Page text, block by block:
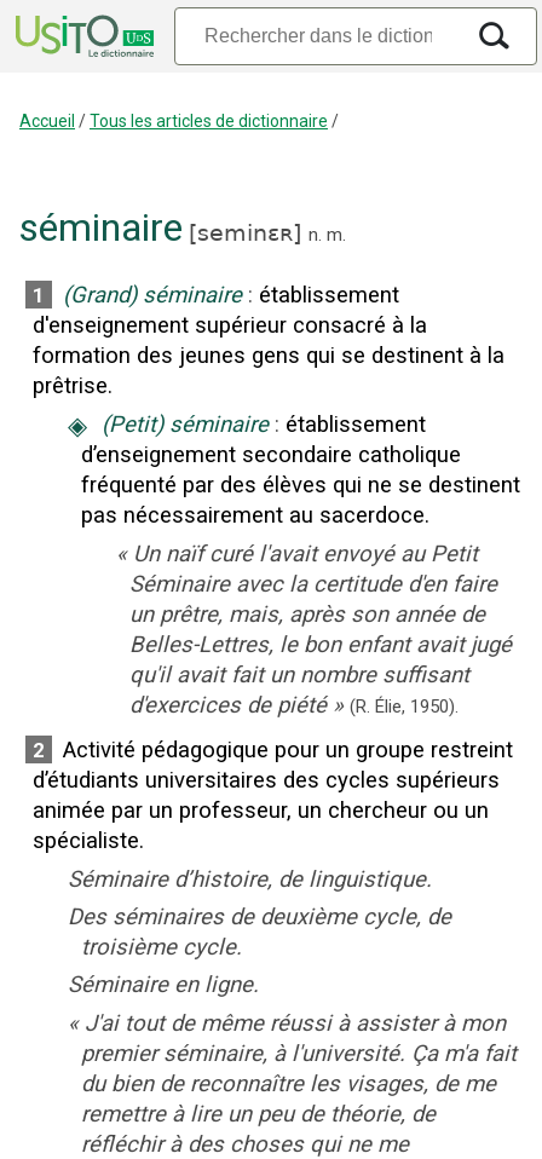
Accueil /Tous les articles de dictionnaire /
séminaire [seminɛʀ] n. m.
1 (Grand) séminaire : établissement
d'enseignement supérieur consacré à la
formation des jeunes gens qui se destinent à la
prêtrise.
◈ (Petit) séminaire : établissement
d’enseignement secondaire catholique
fréquenté par des élèves qui ne se destinent
pas nécessairement au sacerdoce.
« Un naïf curé l'avait envoyé au Petit
Séminaire avec la certitude d'en faire
un prêtre, mais, après son année de
Belles-Lettres, le bon enfant avait jugé
qu'il avait fait un nombre suffisant
d'exercices de piété » (R. Élie, 1950).
2
Activité pédagogique pour un groupe restreint
d’étudiants universitaires des cycles supérieurs
animée par un professeur, un chercheur ou un
spécialiste.
Séminaire d’histoire, de linguistique.
Des séminaires de deuxième cycle, de
troisième cycle.
Séminaire en ligne.
« J'ai tout de même réussi à assister à mon
premier séminaire, à l'université. Ça m'a fait
du bien de reconnaître les visages, de me
remettre à lire un peu de théorie, de
réfléchir à des choses qui ne me